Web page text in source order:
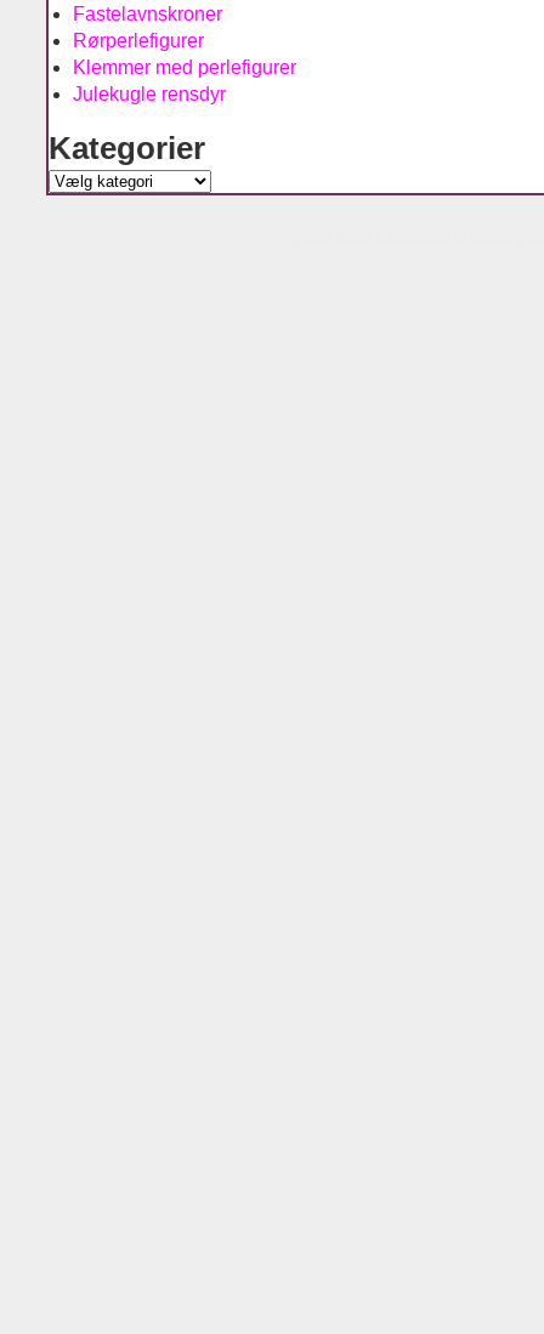
Fastelavnskroner
Rørperlefigurer
Klemmer med perlefigurer
Julekugle rensdyr
Kategorier
Kategorier